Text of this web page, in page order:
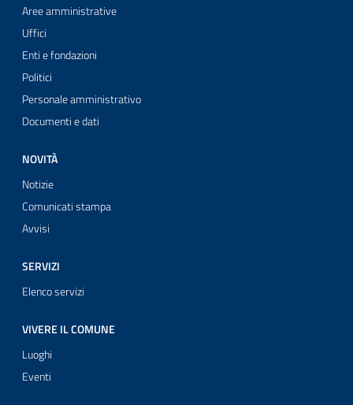
Aree amministrative
Uffici
Enti e fondazioni
Politici
Personale amministrativo
Documenti e dati
NOVITÀ
Notizie
Comunicati stampa
Avvisi
SERVIZI
Elenco servizi
VIVERE IL COMUNE
Luoghi
Eventi